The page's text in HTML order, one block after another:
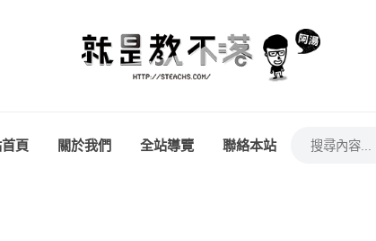
頁 關於我們 全站導覽 聯絡本站